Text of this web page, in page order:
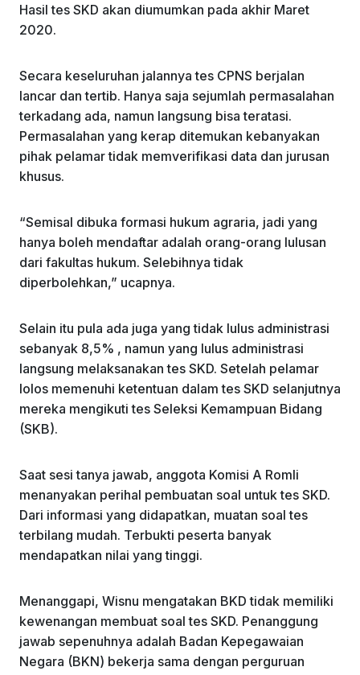
Hasil tes SKD akan diumumkan pada akhir Maret
2020.
Secara keseluruhan jalannya tes CPNS berjalan
lancar dan tertib. Hanya saja sejumlah permasalahan
terkadang ada, namun langsung bisa teratasi.
Permasalahan yang kerap ditemukan kebanyakan
pihak pelamar tidak memverifikasi data dan jurusan
khusus.
“Semisal dibuka formasi hukum agraria, jadi yang
hanya boleh mendaftar adalah orang-orang lulusan
dari fakultas hukum. Selebihnya tidak
diperbolehkan,” ucapnya.
Selain itu pula ada juga yang tidak lulus administrasi
sebanyak 8,5% , namun yang lulus administrasi
langsung melaksanakan tes SKD. Setelah pelamar
lolos memenuhi ketentuan dalam tes SKD selanjutnya
mereka mengikuti tes Seleksi Kemampuan Bidang
(SKB).
Saat sesi tanya jawab, anggota Komisi A Romli
menanyakan perihal pembuatan soal untuk tes SKD.
Dari informasi yang didapatkan, muatan soal tes
terbilang mudah. Terbukti peserta banyak
mendapatkan nilai yang tinggi.
Menanggapi, Wisnu mengatakan BKD tidak memiliki
kewenangan membuat soal tes SKD. Penanggung
jawab sepenuhnya adalah Badan Kepegawaian
Negara (BKN) bekerja sama dengan perguruan